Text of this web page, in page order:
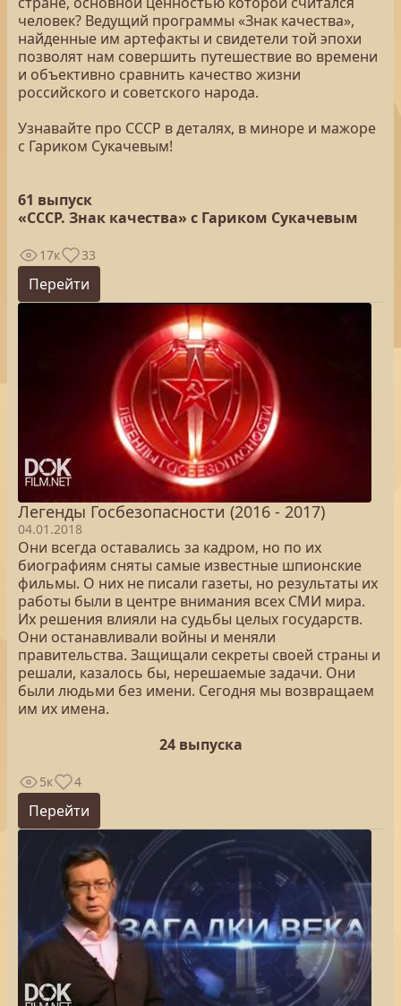
человек? Ведущий программы «Знак качества»,
найденные им артефакты и свидетели той эпохи
позволят нам совершить путешествие во времени
и объективно сравнить качество жизни
российского и советского народа.
Узнавайте про СССР в деталях, в миноре и мажоре
с Гариком Сукачевым!
61 выпуск
«СССР. Знак качества» с Гариком Сукачевым
17к 33
Перейти
Легенды Госбезопасности (2016 - 2017)
04.01.2018
Они всегда оставались за кадром, но по их
биографиям сняты самые известные шпионские
фильмы. О них не писали газеты, но результаты их
работы были в центре внимания всех СМИ мира.
Их решения влияли на судьбы целых государств.
Они останавливали войны и меняли
правительства. Защищали секреты своей страны и
решали, казалось бы, нерешаемые задачи. Они
были людьми без имени. Сегодня мы возвращаем
им их имена.
24 выпуска
5к 4
Перейти